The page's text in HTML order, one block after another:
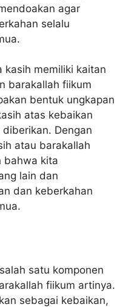
agar
selalu
kasih memiliki kaitan
barakallah fiikum
bentuk ungkapan
atas kebaikan
Dengan
atau barakallah
bahwa kita
lain dan
dan keberkahan
satu komponen
fiikum artinya.
sebagai kebaikan,